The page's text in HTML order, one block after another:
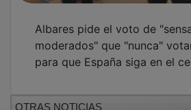
moderados" que "nunca"
para que España siga en el